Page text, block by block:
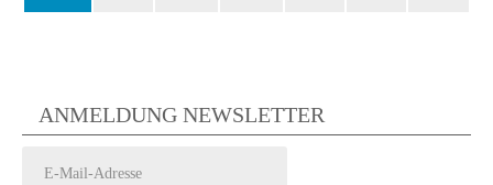
ANMELDUNG NEWSLETTER